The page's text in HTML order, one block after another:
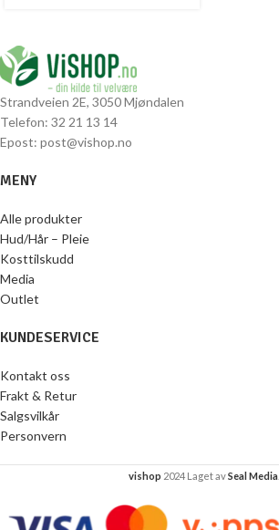
Strandveien 2E, 3050 Mjøndalen
Telefon: 32 21 13 14
Epost: post@vishop.no
MENY
Alle produkter
Hud/Hår – Pleie
Kosttilskudd
Media
Outlet
KUNDESERVICE
Kontakt oss
Frakt & Retur
Salgsvilkår
Personvern
vishop 2024 Laget avSeal Media